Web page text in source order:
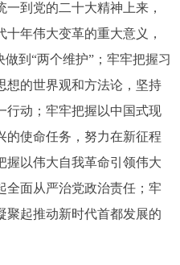
我要咨询 我要建议
谈 图说互动
概览 人文北京
到党的二十大精神上来，
年伟大变革的重大意义，
到“两个维护”；牢牢把握习
想的世界观和方法论，坚持
行动；牢牢把握以中国式现
的使命任务，努力在新征程
握以伟大自我革命引领伟大
全面从严治党政治责任；牢
聚起推动新时代首都发展的